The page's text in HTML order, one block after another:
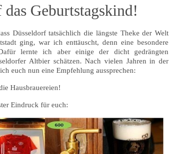
Geburtstagskind!
Düsseldorf tatsächlich die längste Theke der Welt
ging, war ich enttäuscht, denn eine besondere
lernte ich aber einige der dicht gedrängten
Altbier schätzen. Nach vielen Jahren in der
euch nun eine Empfehlung aussprechen:
Hausbrauereien!
Eindruck für euch: